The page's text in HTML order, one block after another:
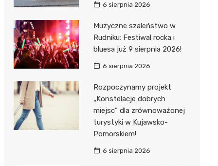
6 sierpnia 2026
Muzyczne szaleństwo w
Rudniku: Festiwal rocka i
bluesa już 9 sierpnia 2026!
6 sierpnia 2026
Rozpoczynamy projekt
„Konstelacje dobrych
miejsc” dla zrównoważonej
turystyki w Kujawsko-
Pomorskiem!
6 sierpnia 2026